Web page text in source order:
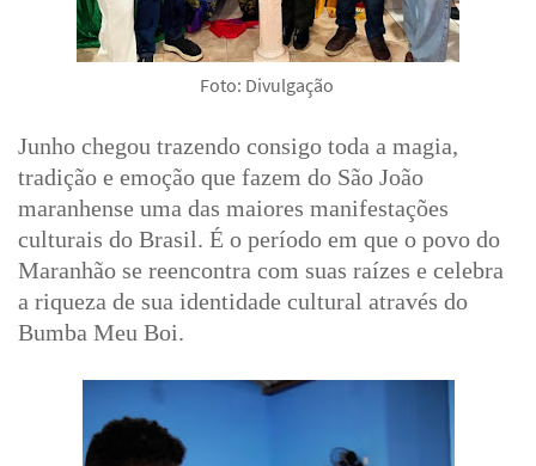
Foto: Divulgação
Junho chegou trazendo consigo toda a magia,
tradição e emoção que fazem do São João
maranhense uma das maiores manifestações
culturais do Brasil. É o período em que o povo do
Maranhão se reencontra com suas raízes e celebra
a riqueza de sua identidade cultural através do
Bumba Meu Boi.